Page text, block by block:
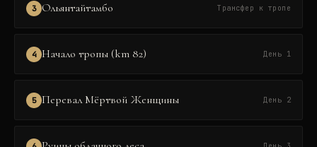
3 Ольянтайтамбо Трансфер к тропе
4 Начало тропы (km 82) День 1
5 Перевал Мёртвой Женщины День 2